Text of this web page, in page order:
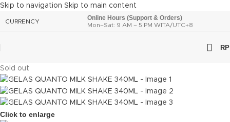
Skip to navigation Skip to main content
CURRENCY Online Hours (Support & Orders)
Mon–Sat: 9 AM – 5 PM WITA/UTC+8
RP
Sold out
Click to enlarge